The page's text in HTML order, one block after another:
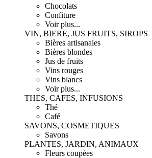
Chocolats
Confiture
Voir plus...
VIN, BIERE, JUS FRUITS, SIROPS
Bières artisanales
Bières blondes
Jus de fruits
Vins rouges
Vins blancs
Voir plus...
THES, CAFES, INFUSIONS
Thé
Café
SAVONS, COSMETIQUES
Savons
PLANTES, JARDIN, ANIMAUX
Fleurs coupées